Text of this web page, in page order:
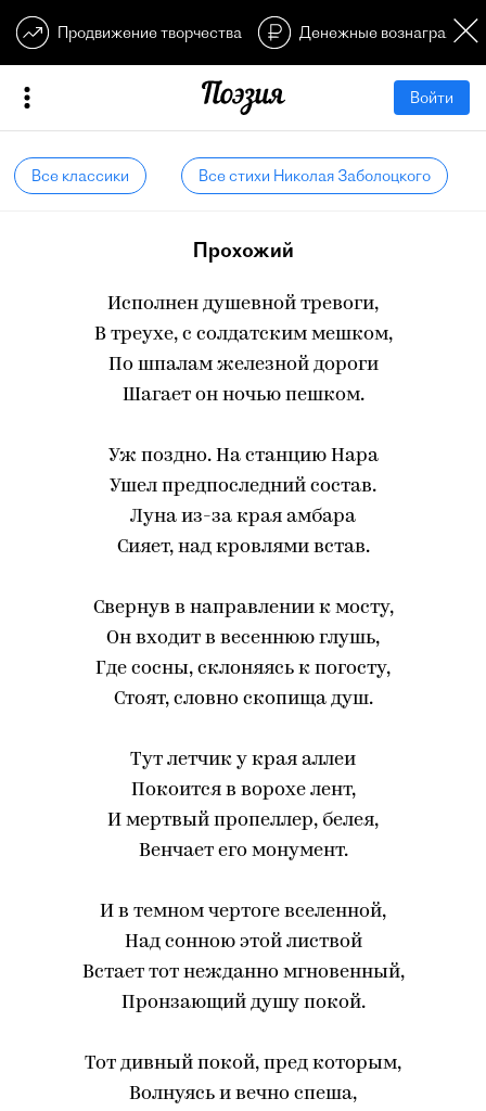
Продвижение творчества Денежные
Войти
Все классики Все стихи Николая Заболоцкого
Прохожий
Исполнен душевной тревоги,
В треухе, с солдатским мешком,
По шпалам железной дороги
Шагает он ночью пешком.
Уж поздно. На станцию Нара
Ушел предпоследний состав.
Луна из-за края амбара
Сияет, над кровлями встав.
Свернув в направлении к мосту,
Он входит в весеннюю глушь,
Где сосны, склоняясь к погосту,
Стоят, словно скопища душ.
Тут летчик у края аллеи
Покоится в ворохе лент,
И мертвый пропеллер, белея,
Венчает его монумент.
И в темном чертоге вселенной,
Над сонною этой листвой
Встает тот нежданно мгновенный,
Пронзающий душу покой.
Тот дивный покой, пред которым,
Волнуясь и вечно спеша,